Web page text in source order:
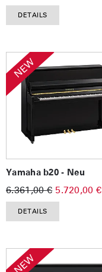
DETAILS
NEW
Yamaha b20 - Neu
6.361,00 € 5.720,00 €
DETAILS
NEW